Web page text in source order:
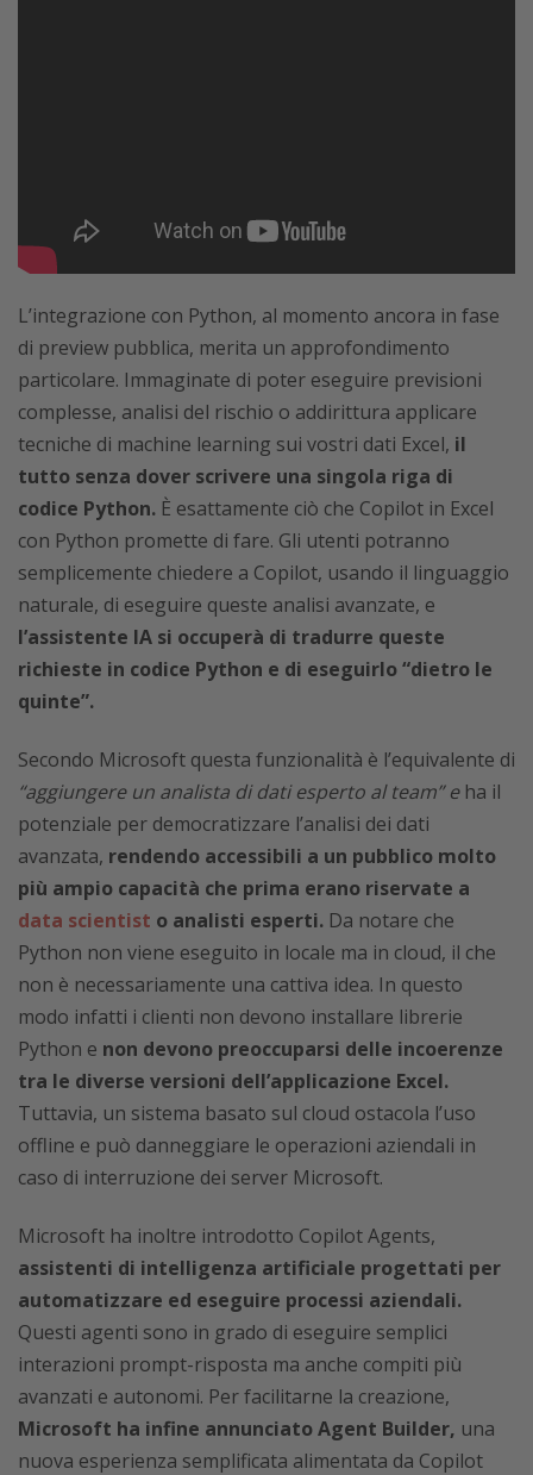
L’integrazione con Python, al momento ancora in fase
di preview pubblica, merita un approfondimento
particolare. Immaginate di poter eseguire previsioni
complesse, analisi del rischio o addirittura applicare
tecniche di machine learning sui vostri dati Excel, il
tutto senza dover scrivere una singola riga di
codice Python. È esattamente ciò che Copilot in Excel
con Python promette di fare. Gli utenti potranno
semplicemente chiedere a Copilot, usando il linguaggio
naturale, di eseguire queste analisi avanzate, e
l’assistente IA si occuperà di tradurre queste
richieste in codice Python e di eseguirlo “dietro le
quinte”.
Secondo Microsoft questa funzionalità è l’equivalente di
“aggiungere un analista di dati esperto al team” eha il
potenziale per democratizzare l’analisi dei dati
avanzata, rendendo accessibili a un pubblico molto
più ampio capacità che prima erano riservate a
data scientist o analisti esperti. Da notare che
Python non viene eseguito in locale ma in cloud, il che
non è necessariamente una cattiva idea. In questo
modo infatti i clienti non devono installare librerie
Python e non devono preoccuparsi delle incoerenze
tra le diverse versioni dell’applicazione Excel.
Tuttavia, un sistema basato sul cloud ostacola l’uso
offline e può danneggiare le operazioni aziendali in
caso di interruzione dei server Microsoft.
Microsoft ha inoltre introdotto Copilot Agents,
assistenti di intelligenza artificiale progettati per
automatizzare ed eseguire processi aziendali.
Questi agenti sono in grado di eseguire semplici
interazioni prompt-risposta ma anche compiti più
avanzati e autonomi. Per facilitarne la creazione,
Microsoft ha infine annunciato Agent Builder, una
nuova esperienza semplificata alimentata da Copilot